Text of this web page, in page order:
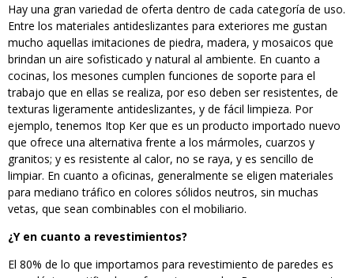
Hay una gran variedad de oferta dentro de cada categoría de uso.
Entre los materiales antideslizantes para exteriores me gustan
mucho aquellas imitaciones de piedra, madera, y mosaicos que
brindan un aire sofisticado y natural al ambiente. En cuanto a
cocinas, los mesones cumplen funciones de soporte para el
trabajo que en ellas se realiza, por eso deben ser resistentes, de
texturas ligeramente antideslizantes, y de fácil limpieza. Por
ejemplo, tenemos Itop Ker que es un producto importado nuevo
que ofrece una alternativa frente a los mármoles, cuarzos y
granitos; y es resistente al calor, no se raya, y es sencillo de
limpiar. En cuanto a oficinas, generalmente se eligen materiales
para mediano tráfico en colores sólidos neutros, sin muchas
vetas, que sean combinables con el mobiliario.
¿Y en cuanto a revestimientos?
El 80% de lo que importamos para revestimiento de paredes es